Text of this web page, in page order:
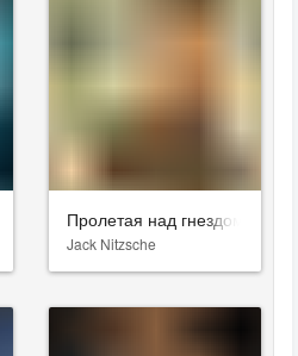
Пролетая над гнездом
Jack Nitzsche